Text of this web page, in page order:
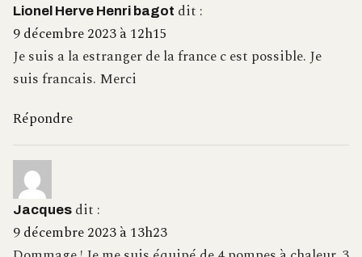
Lionel Herve Henri bagot dit :
9 décembre 2023 à 12h15
Je suis a la estranger de la france c est possible. Je
suis francais. Merci
Répondre
Jacques dit :
9 décembre 2023 à 13h23